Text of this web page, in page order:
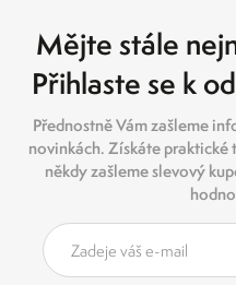
Mějte stále
Přihlaste se k
Přednostně Vám zašleme
novinkách. Získáte
někdy zašleme slevový